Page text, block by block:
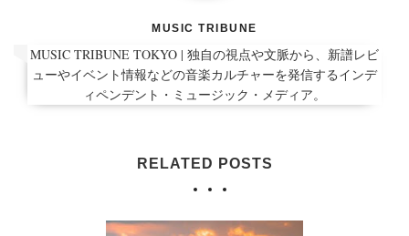
MUSIC TRIBUNE
MUSIC TRIBUNE TOKYO | 独自の視点や文脈から、新譜レビ
ューやイベント情報などの音楽カルチャーを発信するインデ
ィペンデント・ミュージック・メディア。
RELATED POSTS